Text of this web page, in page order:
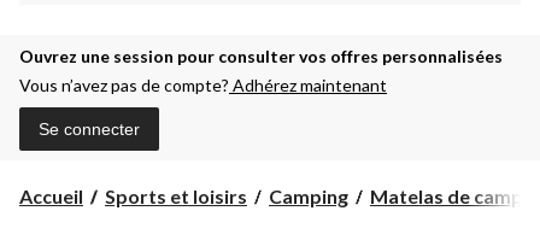
Ouvrez une session pour consulter vos offres personnalisées
Vous n’avez pas de compte? Adhérez maintenant
Se connecter
Accueil Sports et loisirs Camping Matelas de